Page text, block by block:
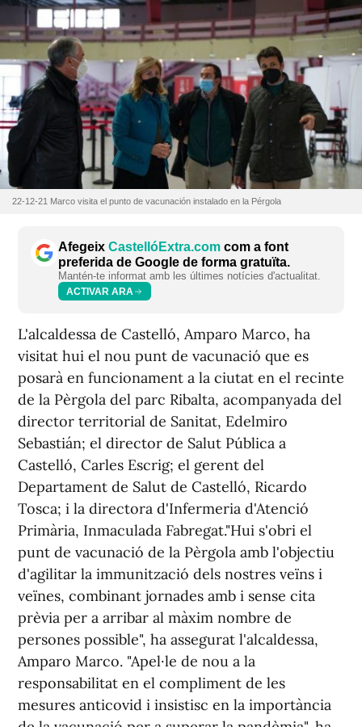
22-12-21 Marco visita el punto de vacunación instalado en la Pérgola
Afegeix CastellóExtra.com com a font
preferida de Google de forma gratuïta.
Mantén-te informat amb les últimes notícies d'actualitat.
ACTIVAR ARA
L'alcaldessa de Castelló, Amparo Marco, ha
visitat hui el nou punt de vacunació que es
posarà en funcionament a la ciutat en el recinte
de la Pèrgola del parc Ribalta, acompanyada del
director territorial de Sanitat, Edelmiro
Sebastián; el director de Salut Pública a
Castelló, Carles Escrig; el gerent del
Departament de Salut de Castelló, Ricardo
Tosca; i la directora d'Infermeria d'Atenció
Primària, Inmaculada Fabregat."Hui s'obri el
punt de vacunació de la Pèrgola amb l'objectiu
d'agilitar la immunització dels nostres veïns i
veïnes, combinant jornades amb i sense cita
prèvia per a arribar al màxim nombre de
persones possible", ha assegurat l'alcaldessa,
Amparo Marco. "Apel·le de nou a la
responsabilitat en el compliment de les
mesures anticovid i insistisc en la importància